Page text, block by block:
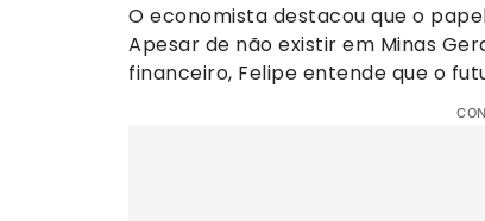
O economista destacou que o
Apesar de não existir em Minas
financeiro, Felipe entende que o